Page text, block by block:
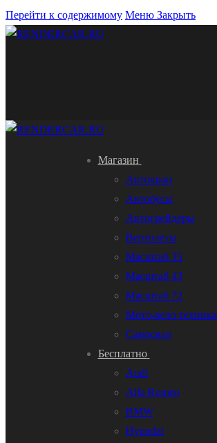
Перейти к содержимому Меню Закрыть
Магазин
Автокран
Автобусы
Автогрейдеры
Вертолеты
Масштаб 35
Масштаб 43
Масштаб 72
Мото-вело техника
Самосвал
Бесплатно
Audi
Alfa Romeo
BMW
Hyundai